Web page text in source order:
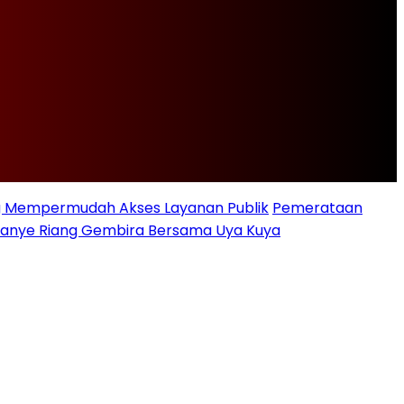
Akses Layanan Publik Pemerataan
Riang Gembira Bersama Uya Kuya